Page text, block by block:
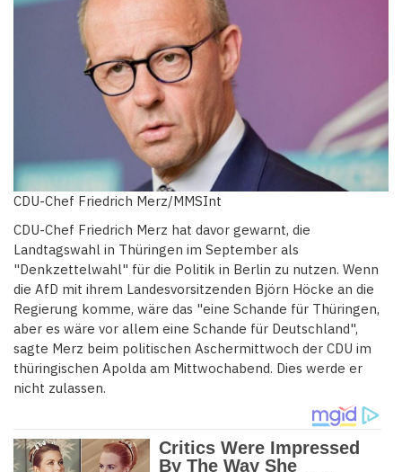
CDU-Chef Friedrich Merz/MMSInt
CDU-Chef Friedrich Merz hat davor gewarnt, die
Landtagswahl in Thüringen im September als
"Denkzettelwahl" für die Politik in Berlin zu nutzen. Wenn
die AfD mit ihrem Landesvorsitzenden Björn Höcke an die
Regierung komme, wäre das "eine Schande für Thüringen,
aber es wäre vor allem eine Schande für Deutschland",
sagte Merz beim politischen Aschermittwoch der CDU im
thüringischen Apolda am Mittwochabend. Dies werde er
nicht zulassen.